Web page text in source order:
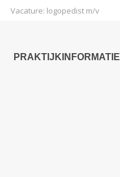
Vacature: logopedist m/v
PRAKTIJKINFORMATIE